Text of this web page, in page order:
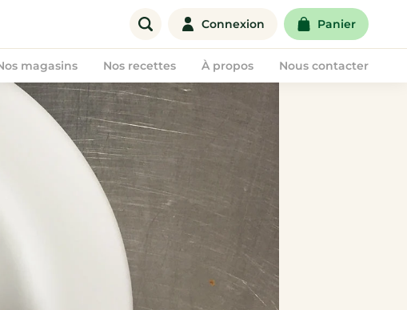
Connexion Panier
magasins Nos recettes À propos
Offre entreprise
Corbeilles de fruits
Paniers de fruits & légumes
Nous contacter